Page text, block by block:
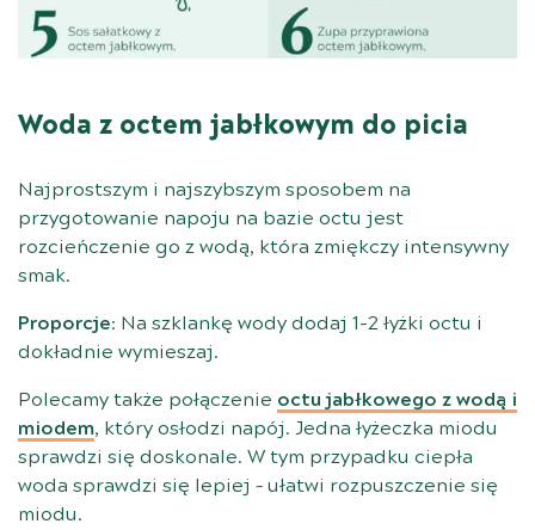
Woda z octem jabłkowym do picia
Najprostszym i najszybszym sposobem na
przygotowanie napoju na bazie octu jest
rozcieńczenie go z wodą, która zmiękczy intensywny
smak.
Proporcje: Na szklankę wody dodaj 1-2 łyżki octu i
dokładnie wymieszaj.
Polecamy także połączenie octu jabłkowego z wodą i
miodem, który osłodzi napój. Jedna łyżeczka miodu
sprawdzi się doskonale. W tym przypadku ciepła
woda sprawdzi się lepiej – ułatwi rozpuszczenie się
miodu.